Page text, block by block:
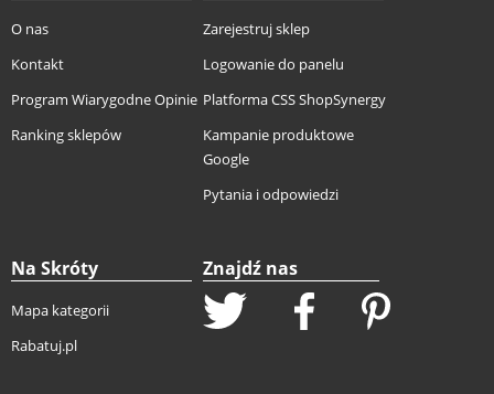
O nas
Kontakt
Program Wiarygodne Opinie
Ranking sklepów
Zarejestruj sklep
Logowanie do panelu
Platforma CSS ShopSynergy
Kampanie produktowe
Google
Pytania i odpowiedzi
Na Skróty
Mapa kategorii
Rabatuj.pl
Znajdź nas